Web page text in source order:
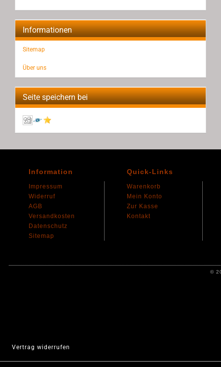
Informationen
Sitemap
Über uns
Seite speichern bei
Information
Impressum
Widerruf
AGB
Versandkosten
Datenschutz
Sitemap
Quick-Links
Warenkorb
Mein Konto
Zur Kasse
Kontakt
©
Vertrag widerrufen